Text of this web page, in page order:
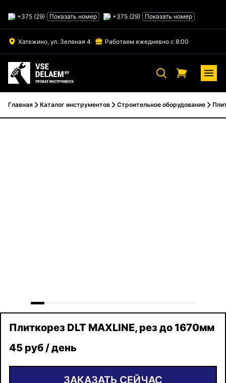
content
+375 (29) Показать номер +375 (29) Показать номер
Хатежино, ул. Зеленая 4 Работаем ежедневно с 8:00
Главная Каталог инструментов Строительное оборудование
Плиткорез DLT MAXLINE, рез до 1670мм
45 руб / день
ЗАКАЗАТЬ СЕЙЧАС